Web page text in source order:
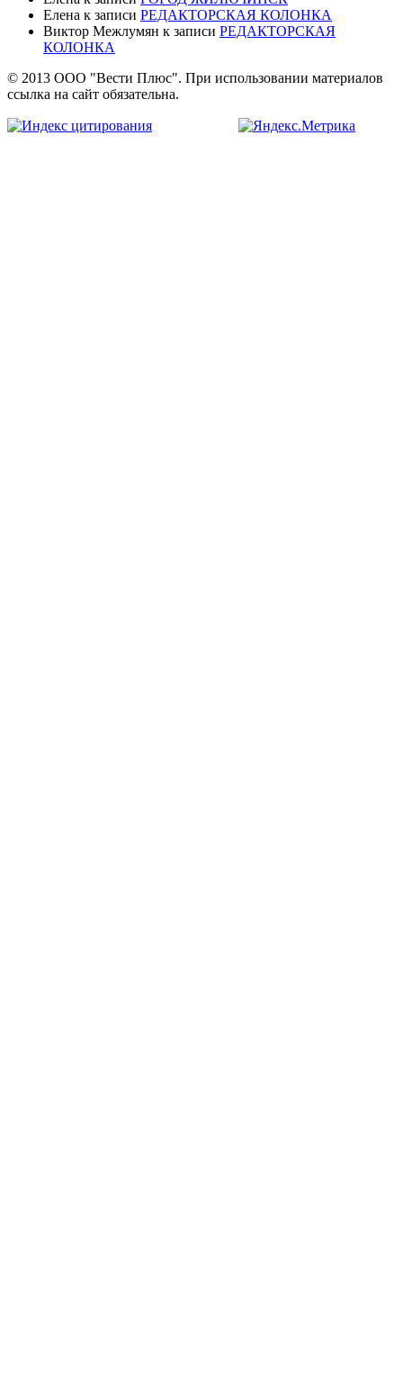
Елена к записи РЕДАКТОРСКАЯ КОЛОНКА
Виктор Межлумян к записи РЕДАКТОРСКАЯ
КОЛОНКА
© 2013 ООО "Вести Плюс". При использовании материалов
ссылка на сайт обязательна.